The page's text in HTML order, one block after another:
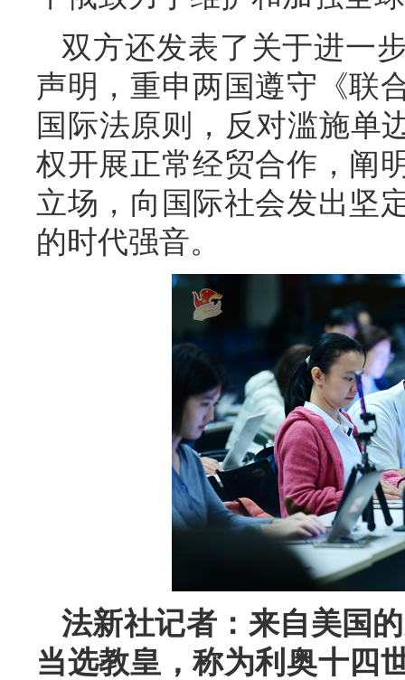
双方还发表了关于进一
声明，重申两国遵守《联
国际法原则，反对滥施单
权开展正常经贸合作，阐
立场，向国际社会发出坚
的时代强音。
法新社记者：来自美国
当选教皇，称为利奥十四